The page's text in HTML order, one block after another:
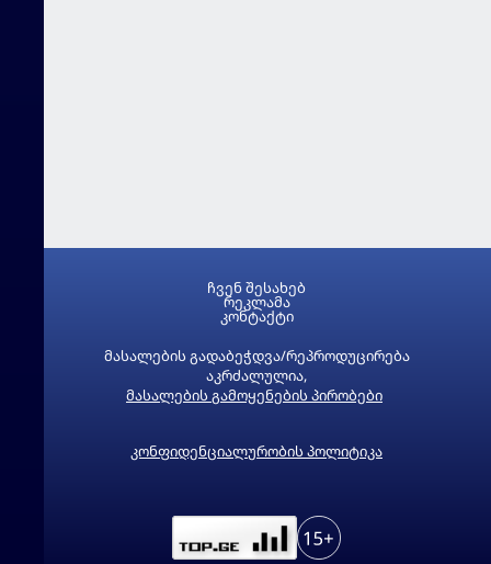
მასალების გადაბეჭდვა/რეპროდუცირება
აკრძალულია,
მასალების გამოყენების პირობები
კონფიდენციალურობის პოლიტიკა
ჩვენ შესახებ
რეკლამა
კონტაქტი